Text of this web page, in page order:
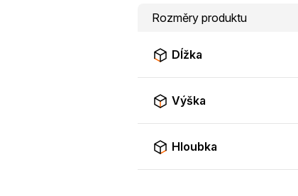
Rozměry produktu
Dĺžka
Výška
Hloubka